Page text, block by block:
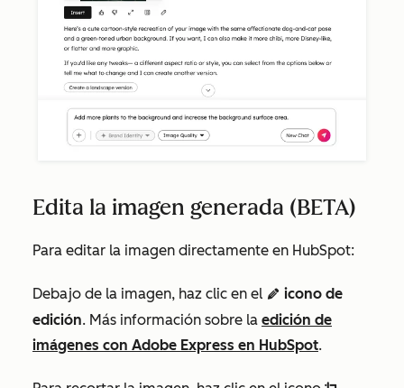
Edita la imagen generada (BETA)
Para editar la imagen directamente en HubSpot:
Debajo de la imagen, haz clic en el edit AdA icono de
edición. Más información sobre la edición de
imágenes con Adobe Express en HubSpot.